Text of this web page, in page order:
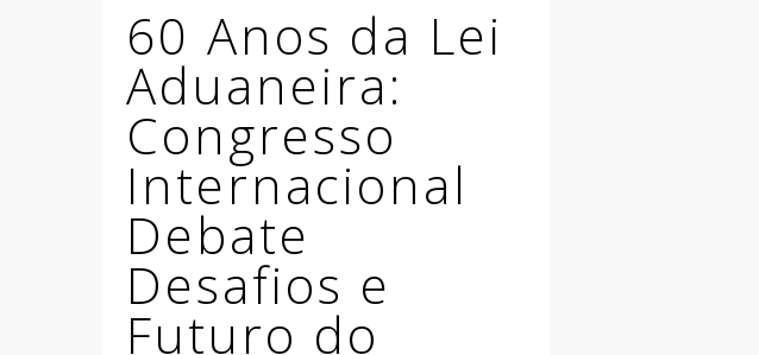
60 Anos da Lei
Aduaneira:
Congresso
Internacional
Debate
Desafios e
Futuro do